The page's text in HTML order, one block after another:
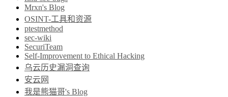
Mrxn's Blog
OSINT-工具和资源
ptestmethod
sec-wiki
SecuriTeam
Self-Improvement to Ethical Hacking
乌云历史漏洞查询
安云网
我是熊猫哥's Blog